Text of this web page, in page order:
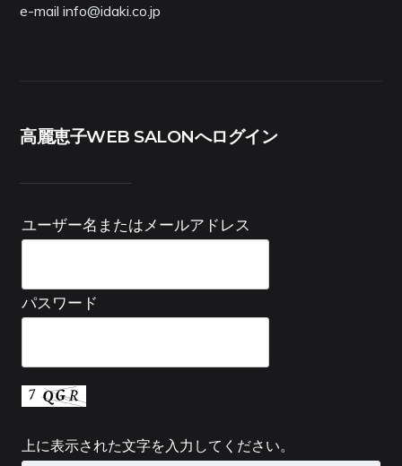
e-mail info@idaki.co.jp
高麗恵子WEB SALONへログイン
ユーザー名またはメールアドレス
パスワード
上に表示された文字を入力してください。